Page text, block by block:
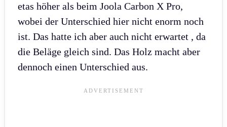
etas höher als beim Joola Carbon X Pro,
wobei der Unterschied hier nicht enorm noch
ist. Das hatte ich aber auch nicht erwartet , da
die Beläge gleich sind. Das Holz macht aber
dennoch einen Unterschied aus.